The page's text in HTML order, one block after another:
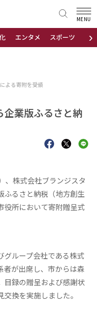
›
エンタメ スポーツ 地域
MENU
よる寄附を受領
企業版ふるさと納
、株式会社ブランジスタ
ふるさと納税（地方創生
役所において寄附贈呈式
グループ会社である株式
者が出席し、市からは森
目録の贈呈および感謝状
換を実施しました。